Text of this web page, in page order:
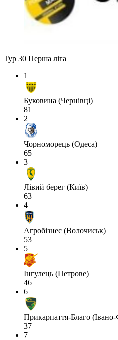
Тур 30 Перша ліга
1
Буковина (Чернівці)
81
2
Чорноморець (Одеса)
65
3
Лівий берег (Київ)
63
4
Агробізнес (Волочиськ)
53
5
Інгулець (Петрове)
46
6
Прикарпаття-Благо (Івано-
37
7